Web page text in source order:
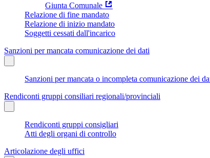
Giunta Comunale
Relazione di fine mandato
Relazione di inizio mandato
Soggetti cessati dall'incarico
Sanzioni per mancata comunicazione dei dati
Sanzioni per mancata o incompleta comunicazione dei
Rendiconti gruppi consiliari regionali/provinciali
Rendiconti gruppi consigliari
Atti degli organi di controllo
Articolazione degli uffici